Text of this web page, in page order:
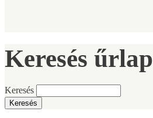
Keresés űrlap
Keresés